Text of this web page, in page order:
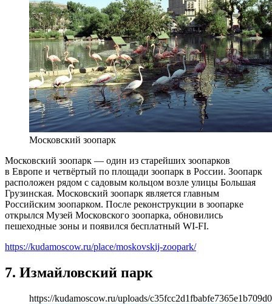
Московский зоопарк
Московский зоопарк — один из старейших зоопарков
в Европе и четвёртый по площади зоопарк в России. Зоопарк
расположен рядом с садовым кольцом возле улицы Большая
Грузинская. Московский зоопарк является главным
Российским зоопарком. После реконструкции в зоопарке
открылся Музей Московского зоопарка, обновились
пешеходные зоны и появился бесплатный WI-FI.
https://kudamoscow.ru/place/moskovskij-zoopark/
7. Измайловский парк
https://kudamoscow.ru/uploads/